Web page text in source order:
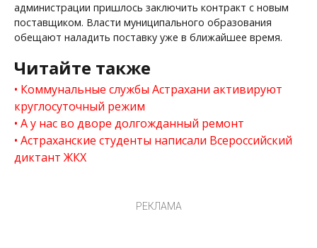
администрации пришлось заключить контракт с новым
поставщиком. Власти муниципального образования
обещают наладить поставку уже в ближайшее время.
Читайте также
Коммунальные службы Астрахани активируют
круглосуточный режим
А у нас во дворе долгожданный ремонт
Астраханские студенты написали Всероссийский
диктант ЖКХ
РЕКЛАМА